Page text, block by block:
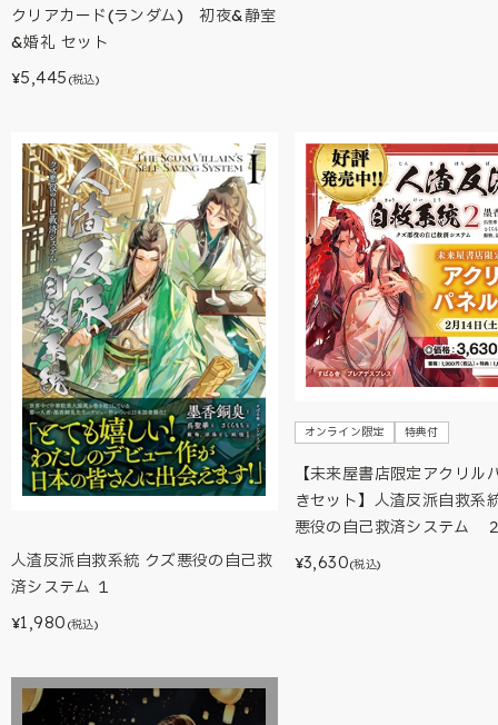
クリアカード(ランダム) 初夜&静室
&婚礼 セット
¥5,445 (税込)
人渣反派自救系統 クズ悪役の自己救
済システム １
¥1,980 (税込)
オンライン限定 特典付
【未来屋書店限定アクリル
きセット】人渣反派自救
悪役の自己救済システム
¥3,630(税込)